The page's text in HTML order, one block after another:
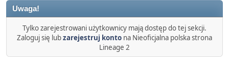
Uwaga!
Tylko zarejestrowani użytkownicy mają dostęp do tej sekcji.
Zaloguj się lubzarejestruj konto na Nieoficjalna polska strona
Lineage 2